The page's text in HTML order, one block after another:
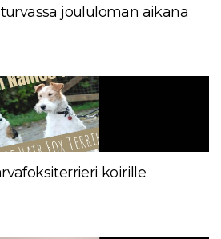
joululoman aikana
koirille